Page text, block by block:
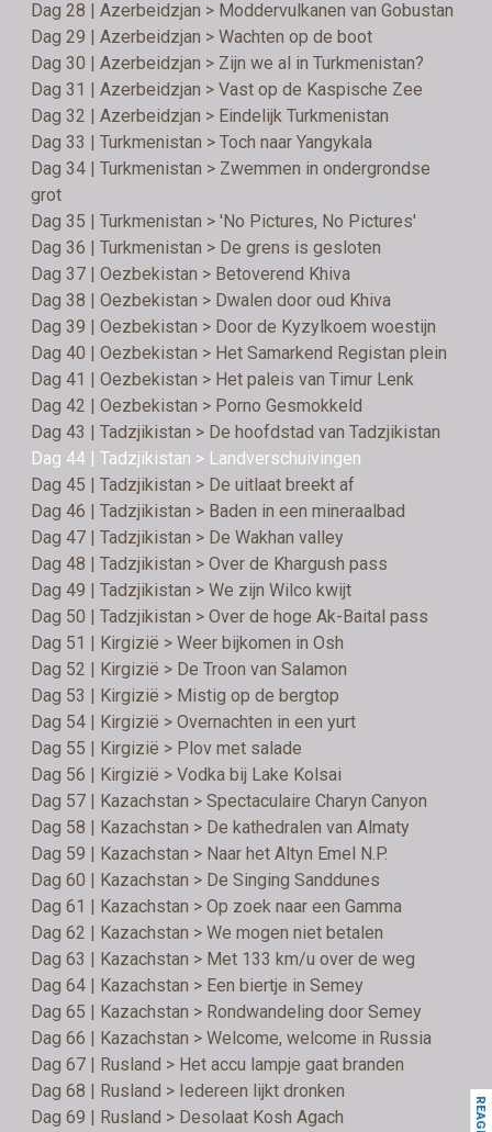
Dag 28 | Azerbeidzjan > Moddervulkanen van Gobustan
Dag 29 | Azerbeidzjan > Wachten op de boot
Dag 30 | Azerbeidzjan > Zijn we al in Turkmenistan?
Dag 31 | Azerbeidzjan > Vast op de Kaspische Zee
Dag 32 | Azerbeidzjan > Eindelijk Turkmenistan
Dag 33 | Turkmenistan > Toch naar Yangykala
Dag 34 | Turkmenistan > Zwemmen in ondergrondse
grot
Dag 35 | Turkmenistan > 'No Pictures, No Pictures'
Dag 36 | Turkmenistan > De grens is gesloten
Dag 37 | Oezbekistan > Betoverend Khiva
Dag 38 | Oezbekistan > Dwalen door oud Khiva
Dag 39 | Oezbekistan > Door de Kyzylkoem woestijn
Dag 40 | Oezbekistan > Het Samarkend Registan plein
Dag 41 | Oezbekistan > Het paleis van Timur Lenk
Dag 42 | Oezbekistan > Porno Gesmokkeld
Dag 43 | Tadzjikistan > De hoofdstad van Tadzjikistan
Dag 44 | Tadzjikistan > Landverschuivingen
Dag 45 | Tadzjikistan > De uitlaat breekt af
Dag 46 | Tadzjikistan > Baden in een mineraalbad
Dag 47 | Tadzjikistan > De Wakhan valley
Dag 48 | Tadzjikistan > Over de Khargush pass
Dag 49 | Tadzjikistan > We zijn Wilco kwijt
Dag 50 | Tadzjikistan > Over de hoge Ak-Baital pass
Dag 51 | Kirgizië > Weer bijkomen in Osh
Dag 52 | Kirgizië > De Troon van Salamon
Dag 53 | Kirgizië > Mistig op de bergtop
Dag 54 | Kirgizië > Overnachten in een yurt
Dag 55 | Kirgizië > Plov met salade
Dag 56 | Kirgizië > Vodka bij Lake Kolsai
Dag 57 | Kazachstan > Spectaculaire Charyn Canyon
Dag 58 | Kazachstan > De kathedralen van Almaty
Dag 59 | Kazachstan > Naar het Altyn Emel N.P.
Dag 60 | Kazachstan > De Singing Sanddunes
Dag 61 | Kazachstan > Op zoek naar een Gamma
Dag 62 | Kazachstan > We mogen niet betalen
Dag 63 | Kazachstan > Met 133 km/u over de weg
Dag 64 | Kazachstan > Een biertje in Semey
Dag 65 | Kazachstan > Rondwandeling door Semey
Dag 66 | Kazachstan > Welcome, welcome in Russia
Dag 67 | Rusland > Het accu lampje gaat branden
Dag 68 | Rusland > Iedereen lijkt dronken
Dag 69 | Rusland > Desolaat Kosh Agach